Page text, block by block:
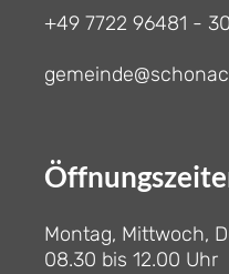
+49 7722 96481 - 30
Montag, Mittwoch,
08.30 bis 12.00 Uhr